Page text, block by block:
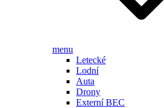
menu
Letecké
Lodní
Auta
Drony
Externí BEC